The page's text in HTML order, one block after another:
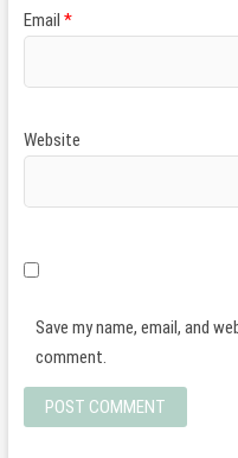
Email *
Website
Save my name, email, and
comment.